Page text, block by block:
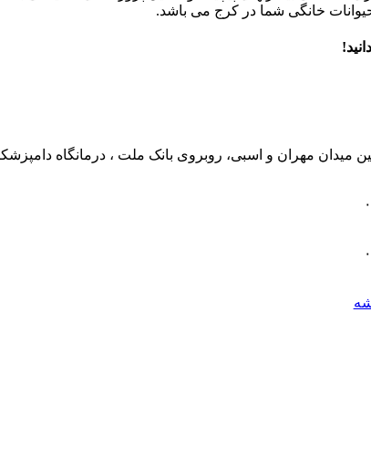
حیوانات خانگی شما در کرج می باشد.
میدان مهران و اسبی، روبروی بانک ملت ، درمانگاه